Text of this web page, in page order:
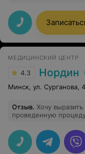
приятная.
МЕДИЦИНСКИЙ ЦЕНТР
4.3 Нордин
Минск, ул. Сурганова,
Отзыв. Хочу
проведенную
команде
Романчук С.И.,
уровне. Сказать,